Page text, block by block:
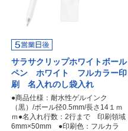
サラサクリップホワイトボール
ペン ホワイト フルカラー印
刷 名入れのし袋入れ
●商品仕様：耐水性ゲルインク
（黒）/ボール径0.5mm/長さ14１ｍ
ｍ●名入れ行数：2行まで 印刷領域
6mm×50mm ●印刷色：フルカラ